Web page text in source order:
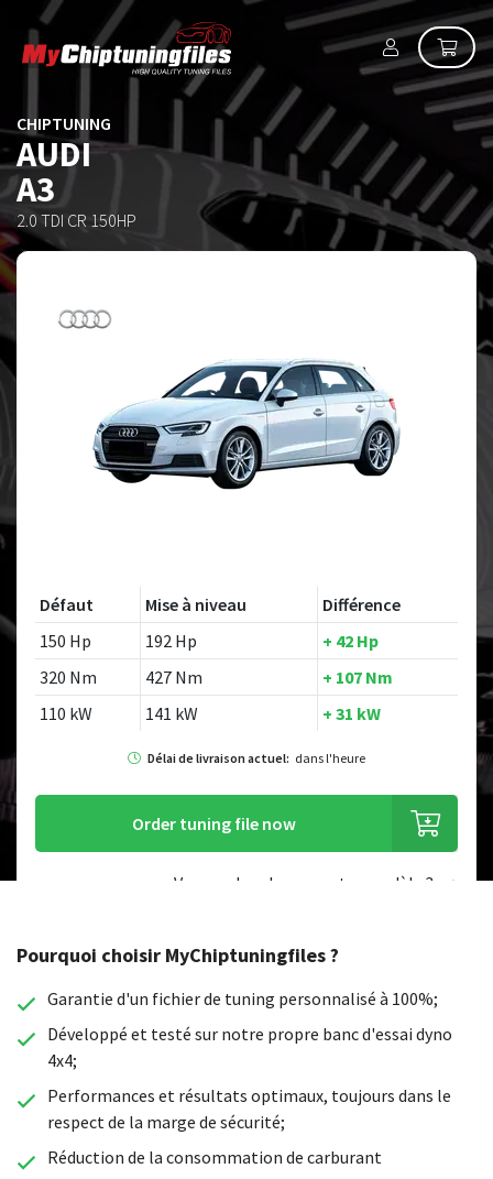
CHIPTUNING
AUDI
A3
2.0 TDI CR 150HP
Défaut Mise à niveau
Différence
150 Hp
192 Hp
+ 42 Hp
320 Nm
427 Nm
+ 107 Nm
110 kW
141 kW + 31 kW
Délai de livraison actuel: dans l'heure
Order tuning file now
Vous recherchez un autre modèle ?
Pourquoi choisir MyChiptuningfiles ?
Garantie d'un fichier de tuning personnalisé à 100%;
Développé et testé sur notre propre banc d'essai dyno
4x4;
Performances et résultats optimaux, toujours dans le
respect de la marge de sécurité;
Réduction de la consommation de carburant